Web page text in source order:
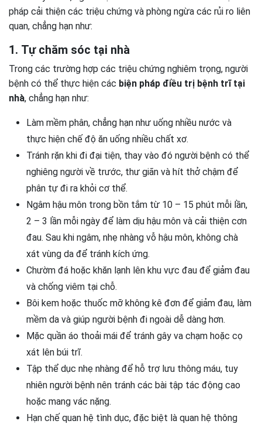
pháp cải thiện các triệu chứng và phòng ngừa các rủi ro liên
quan, chẳng hạn như:
1. Tự chăm sóc tại nhà
Trong các trường hợp các triệu chứng nghiêm trọng, người
bệnh có thể thực hiện các biện pháp điều trị bệnh trĩ tại
nhà, chẳng hạn như:
Làm mềm phân, chẳng hạn như uống nhiều nước và
thực hiện chế độ ăn uống nhiều chất xơ.
Tránh rặn khi đi đại tiện, thay vào đó người bệnh có thể
nghiêng người về trước, thư giãn và hít thở chậm để
phân tự đi ra khỏi cơ thể.
Ngâm hậu môn trong bồn tắm từ 10 – 15 phút mỗi lần,
2 – 3 lần mỗi ngày để làm dịu hậu môn và cải thiện cơn
đau. Sau khi ngâm, nhẹ nhàng vỗ hậu môn, không chà
xát vùng da để tránh kích ứng.
Chườm đá hoặc khăn lạnh lên khu vực đau để giảm đau
và chống viêm tại chỗ.
Bôi kem hoặc thuốc mỡ không kê đơn để giảm đau, làm
mềm da và giúp người bệnh đi ngoài dễ dàng hơn.
Mặc quần áo thoải mái để tránh gây va chạm hoặc cọ
xát lên búi trĩ.
Tập thể dục nhẹ nhàng để hỗ trợ lưu thông máu, tuy
nhiên người bệnh nên tránh các bài tập tác động cao
hoặc mang vác nặng.
Hạn chế quan hệ tình dục, đặc biệt là quan hệ thông